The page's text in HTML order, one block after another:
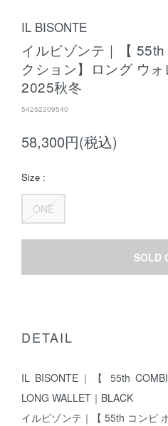
IL BISONTE
イルビゾンテ｜【
クション】ロング ウォ
2025秋冬
54252309540
58,300円(税込)
Size :
ONE
SOLD
DETAIL
IL BISONTE｜【 55th COMBI
LONG WALLET｜BLACK
イルビゾンテ｜【 55th コンビ